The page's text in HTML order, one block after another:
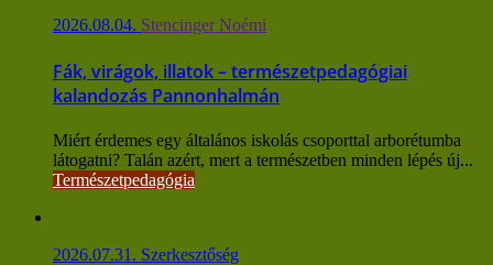
2026.08.04. Stencinger Noémi
Fák, virágok, illatok – természetpedagógiai
kalandozás Pannonhalmán
Miért érdemes egy általános iskolás csoporttal arborétumba
látogatni? Talán azért, mert a természetben minden lépés új...
Természetpedagógia
2026.07.31. Szerkesztőség